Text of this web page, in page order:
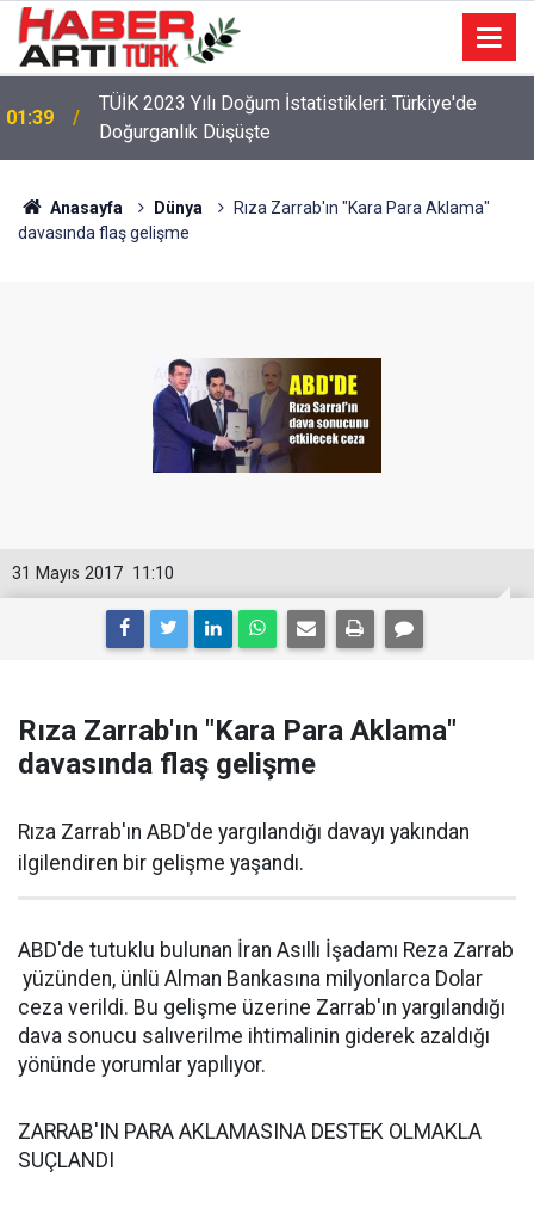
22:47 16 Maddelik Maden Kanunu Teklif Kabul Edildi
Anasayfa Dünya
Rıza Zarrab'ın "Kara Para Aklama"
davasında flaş gelişme
11:10
31 Mayıs 2017
Rıza Zarrab'ın "Kara Para Aklama"
davasında flaş gelişme
Rıza Zarrab'ın ABD'de yargılandığı davayı yakından
ilgilendiren bir gelişme yaşandı.
ABD'de tutuklu bulunan İran Asıllı İşadamı Reza Zarrab
yüzünden, ünlü Alman Bankasına milyonlarca Dolar
ceza verildi. Bu gelişme üzerine Zarrab'ın yargılandığı
dava sonucu salıverilme ihtimalinin giderek azaldığı
yönünde yorumlar yapılıyor.
ZARRAB'IN PARA AKLAMASINA DESTEK OLMAKLA
SUÇLANDI